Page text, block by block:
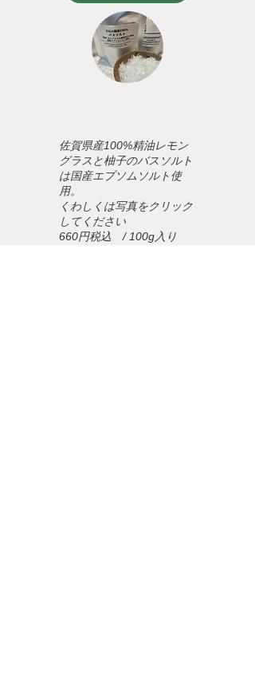
佐賀県産100%精油レモン
グラスと柚子のバスソルト
は国産エプソムソルト使
用。
くわしくは写真をクリック
してください
660円税込 / 100g入り